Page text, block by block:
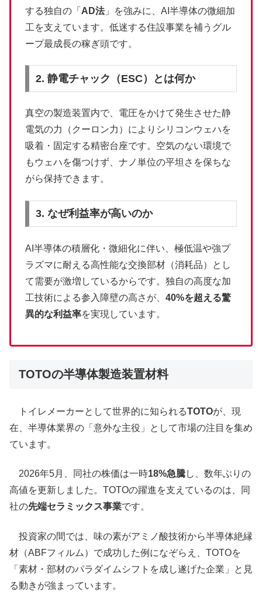
する独自の「 AD法」を強みに、AI半導体の微細加
工を支えています。低迷する住設事業を補うグル
ープ最成長の稼ぎ頭です。
2. 静電チャック（ESC）とは何か
真空の製造装置内で、電圧をかけて発生させた静
電気の力（クーロン力）によりシリコンウェハを
吸着・固定する精密台座です。空気のない環境で
もウェハを傷つけず、ナノ単位の平坦さを保ちな
がら保持できます。
3. なぜ利益率が高いのか
AI半導体の積層化・微細化に伴い、極低温や強プ
ラズマに耐える高性能な交換部材（消耗品）とし
て需要が激増しているからです。独自の高度な加
工技術による参入障壁の高さが、 40%を超える驚
異的な利益率を実現しています。
TOTOの半導体製造装置材料
トイレメーカーとして世界的に知られるTOTOが、現
在、半導体業界の「意外な主役」として市場の注目を集め
ています。
2026年5月、同社の株価は一時18%急騰し、数年ぶりの
高値を更新しました。TOTOの躍進を支えているのは、同
社の先端セラミックス事業です。
投資家の間では、味の素がアミノ酸技術から半導体絶縁
材（ABFフィルム）で成功した例になぞらえ、TOTOを
「素材・部材のパラダイムシフトを成し遂げた企業」と見
る動きが強まっています。